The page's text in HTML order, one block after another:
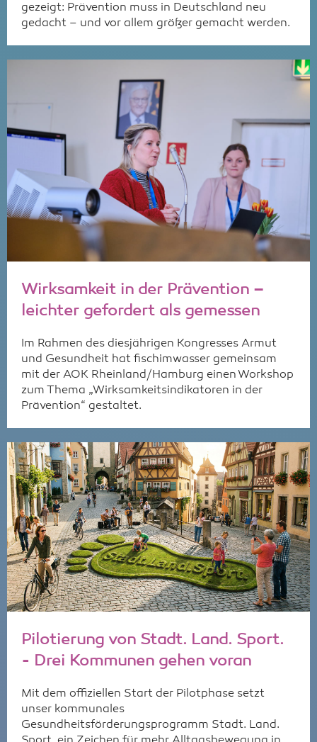
gezeigt: Prävention muss in Deutschland neu
gedacht – und vor allem größer gemacht werden.
Wirksamkeit in der Prävention –
leichter gefordert als gemessen
Im Rahmen des diesjährigen Kongresses Armut
und Gesundheit hat fischimwasser gemeinsam
mit der AOK Rheinland/Hamburg einen Workshop
zum Thema „Wirksamkeitsindikatoren in der
Prävention“ gestaltet.
Pilotierung von Stadt. Land. Sport.
- Drei Kommunen gehen voran
Mit dem offiziellen Start der Pilotphase setzt
unser kommunales
Gesundheitsförderungsprogramm Stadt. Land.